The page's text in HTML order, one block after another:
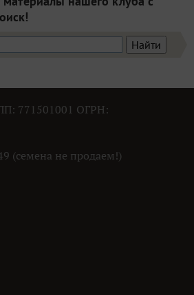
771501001 ОГРН:
(семена не продаем!)